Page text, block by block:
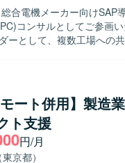
総合電機メーカー向け
ンサルとしてご参画いただける
ーとして、複数工場への
領域リーダーの指示のも
つ責任感を持って業務プロ
ります。また、ロジ領域
前向きに取り組んでいただける方
入プロジェクトにおいて
領域における業務プロ
モート併用】製造
ト支援
円/月
京都）